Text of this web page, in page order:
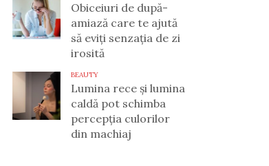
Obiceiuri de după-
amiază care te ajută
să eviți senzația de zi
irosită
BEAUTY
Lumina rece și lumina
caldă pot schimba
percepția culorilor
din machiaj